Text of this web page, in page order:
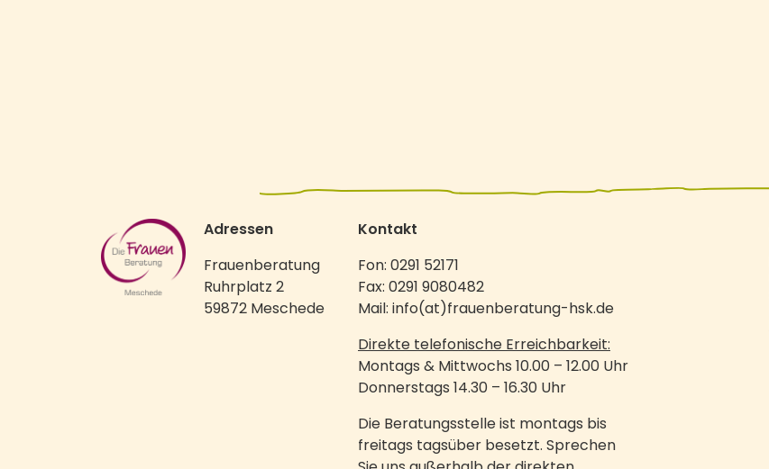
Adressen
Frauenberatung
Ruhrplatz 2
59872 Meschede
Kontakt
Fon: 0291 52171
Fax: 0291 9080482
Mail: info(at)frauenberatung-hsk.de
Direkte telefonische Erreichbarkeit:
Montags & Mittwochs 10.00 – 12.00 Uhr
Donnerstags 14.30 – 16.30 Uhr
Die Beratungsstelle ist montags bis
freitags tagsüber besetzt. Sprechen